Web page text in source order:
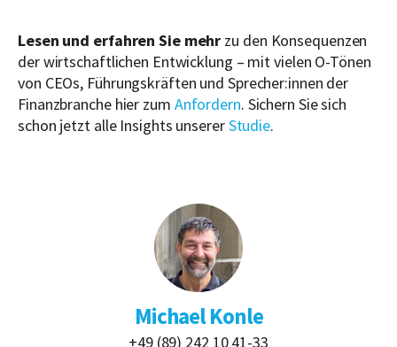
Michael Konle
+49 (89) 242 10 41-33
Lesen und erfahren Sie mehr zu den Konsequenzen
der wirtschaftlichen Entwicklung – mit vielen O-Tönen
von CEOs, Führungskräften und Sprecher:innen der
Finanzbranche hier zum Anfordern. Sichern Sie sich
schon jetzt alle Insights unsererStudie.